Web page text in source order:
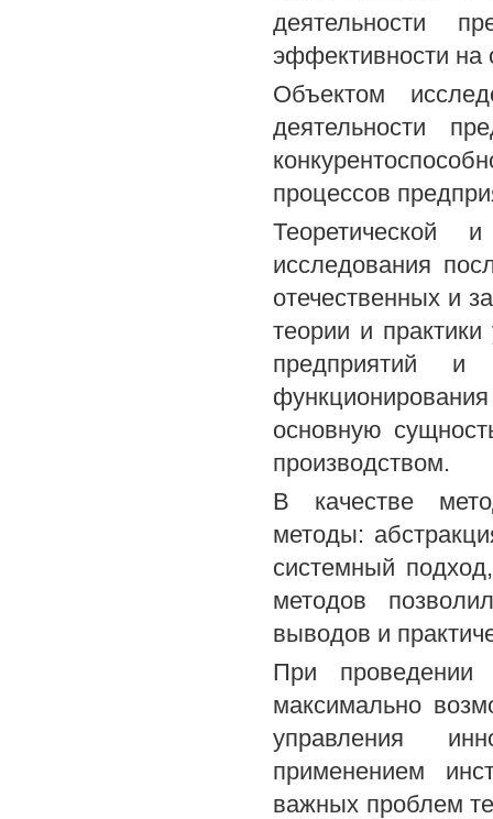
деятельности
эффективности на
Объектом
деятельности
процессов
Теоретической
исследования
отечественных и
теории и
предприятий
основную
производством.
В качестве
методы:
системный
методов
выводов и
При проведении
максимально
управления
применением
важных проблем